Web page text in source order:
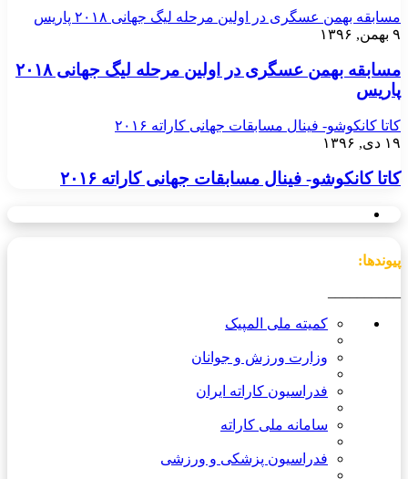
مسابقه بهمن عسگری در اولین مرحله لیگ جهانی ۲۰۱۸ پاریس
۹ بهمن, ۱۳۹۶
مسابقه بهمن عسگری در اولین مرحله لیگ جهانی ۲۰۱۸
پاریس
کاتا کانکوشو- فینال مسابقات جهانی کاراته ۲۰۱۶
۱۹ دی, ۱۳۹۶
کاتا کانکوشو- فینال مسابقات جهانی کاراته ۲۰۱۶
پیوندها:
کمیته ملی المپیک
وزارت ورزش و جوانان
فدراسیون کاراته ایران
سامانه ملی کاراته
فدراسیون پزشکی و ورزشی